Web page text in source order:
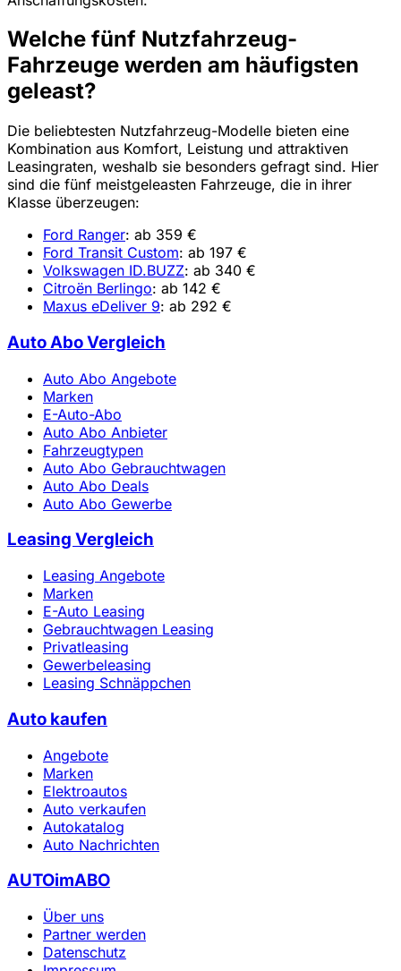
Welche fünf Nutzfahrzeug-
Fahrzeuge werden am häufigsten
geleast?
Die beliebtesten Nutzfahrzeug-Modelle bieten eine
Kombination aus Komfort, Leistung und attraktiven
Leasingraten, weshalb sie besonders gefragt sind. Hier
sind die fünf meistgeleasten Fahrzeuge, die in ihrer
Klasse überzeugen:
Ford Ranger: ab 359 €
Ford Transit Custom: ab 197 €
Volkswagen ID.BUZZ: ab 340 €
Citroën Berlingo: ab 142 €
Maxus eDeliver 9: ab 292 €
Auto Abo Vergleich
Auto Abo Angebote
Marken
E-Auto-Abo
Auto Abo Anbieter
Fahrzeugtypen
Auto Abo Gebrauchtwagen
Auto Abo Deals
Auto Abo Gewerbe
Leasing Vergleich
Leasing Angebote
Marken
E-Auto Leasing
Gebrauchtwagen Leasing
Privatleasing
Gewerbeleasing
Leasing Schnäppchen
Auto kaufen
Angebote
Marken
Elektroautos
Auto verkaufen
Autokatalog
Auto Nachrichten
AUTOimABO
Über uns
Partner werden
Datenschutz